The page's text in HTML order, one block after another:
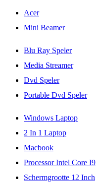
Acer
Mini Beamer
Blu Ray Speler
Media Streamer
Dvd Speler
Portable Dvd Speler
Windows Laptop
2 In 1 Laptop
Macbook
Processor Intel Core I9
Schermgrootte 12 Inch